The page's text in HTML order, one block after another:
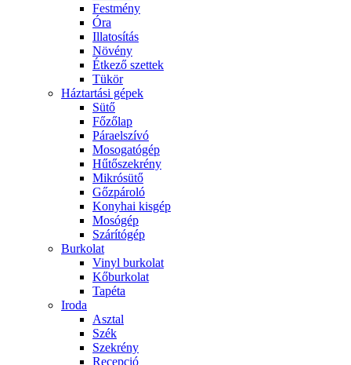
Festmény
Óra
Illatosítás
Növény
Étkező szettek
Tükör
Háztartási gépek
Sütő
Főzőlap
Páraelszívó
Mosogatógép
Hűtőszekrény
Mikrósütő
Gőzpároló
Konyhai kisgép
Mosógép
Szárítógép
Burkolat
Vinyl burkolat
Kőburkolat
Tapéta
Iroda
Asztal
Szék
Szekrény
Recepció